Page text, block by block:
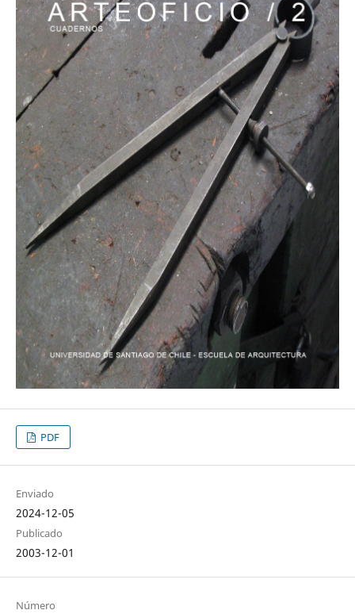
PDF
Enviado
2024-12-05
Publicado
2003-12-01
Número